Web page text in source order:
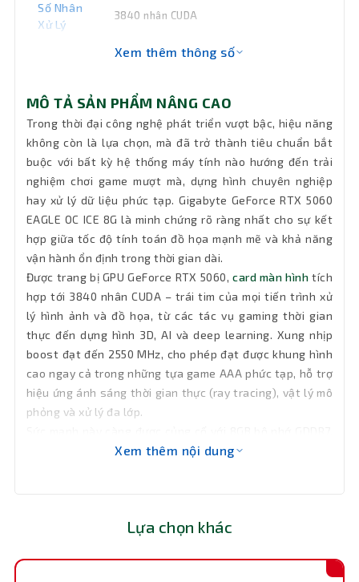
Số Nhân
Xử Lý
3840 nhân CUDA
Nguồn 450W, 1 x 8 Pin
Bus RAM 128 bit
Giao Tiếp
VGA
PCI-E 5.0
Tản nhiệt 2 quạt
Xung
nhịp nhân
Tính
năng
chính
NVIDIA DLSS 4, Reflex 2, ACE, Broadcast,
G-SYNC
Xem thêm thông số
MÔ TẢ SẢN PHẨM NÂNG CAO
Trong thời đại công nghệ phát triển vượt bậc, hiệu năng
không còn là lựa chọn, mà đã trở thành tiêu chuẩn bắt
buộc với bất kỳ hệ thống máy tính nào hướng đến trải
nghiệm chơi game mượt mà, dựng hình chuyên nghiệp
hay xử lý dữ liệu phức tạp. Gigabyte GeForce RTX 5060
EAGLE OC ICE 8G là minh chứng rõ ràng nhất cho sự kết
hợp giữa tốc độ tính toán đồ họa mạnh mẽ và khả năng
vận hành ổn định trong thời gian dài.
Được trang bị GPU GeForce RTX 5060,card màn hình tích
hợp tới 3840 nhân CUDA – trái tim của mọi tiến trình xử
lý hình ảnh và đồ họa, từ các tác vụ gaming thời gian
thực đến dựng hình 3D, AI và deep learning. Xung nhịp
boost đạt đến 2550 MHz, cho phép đạt được khung hình
cao ngay cả trong những tựa game AAA phức tạp, hỗ trợ
hiệu ứng ánh sáng thời gian thực (ray tracing), vật lý mô
phỏng và xử lý đa lớp.
giao tiếp qua bus 128-bit – tiêu chuẩn mới cho tốc độ
trong môi trường khối lượng công việc dày đặc.
Xem thêm nội dung
Lựa chọn khác